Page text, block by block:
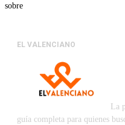
sobre
EL VALENCIANO
La
guía completa para quienes